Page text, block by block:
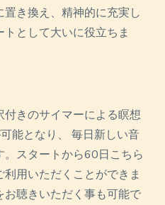
き換え、精神的に充実し
として大いに役立ちま
きのサイマーによる瞑想
能となり、 毎日新しい音
スタートから60日こちら
用いただくことができま
聴きいただく事も可能で